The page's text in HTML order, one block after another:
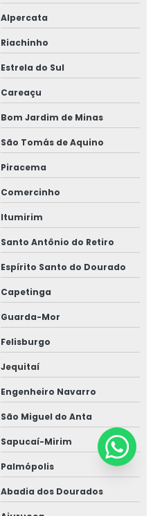
Alpercata
Riachinho
Estrela do Sul
Careaçu
Bom Jardim de Minas
São Tomás de Aquino
Piracema
Comercinho
Itumirim
Santo Antônio do Retiro
Espírito Santo do Dourado
Capetinga
Guarda-Mor
Felisburgo
Jequitaí
Engenheiro Navarro
São Miguel do Anta
Sapucaí-Mirim
Palmópolis
Abadia dos Dourados